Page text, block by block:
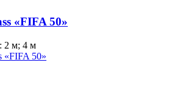
«FIFA 50»
2 м; 4 м